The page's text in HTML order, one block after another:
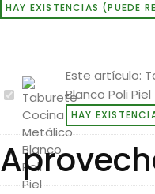
HAY EXISTENCIAS (PUEDE
Taburete
Cocina
Metálico
Blanco
Poli
Piel
Este artículo:
Blanco Poli
HAY